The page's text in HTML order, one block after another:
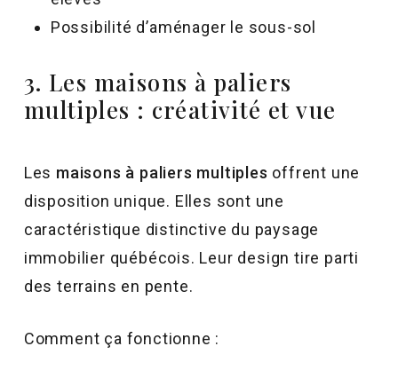
Possibilité d’aménager le sous-sol
3. Les maisons à paliers
multiples : créativité et vue
Les maisons à paliers multiples offrent une
disposition unique. Elles sont une
caractéristique distinctive du paysage
immobilier québécois. Leur design tire parti
des terrains en pente.
Comment ça fonctionne :